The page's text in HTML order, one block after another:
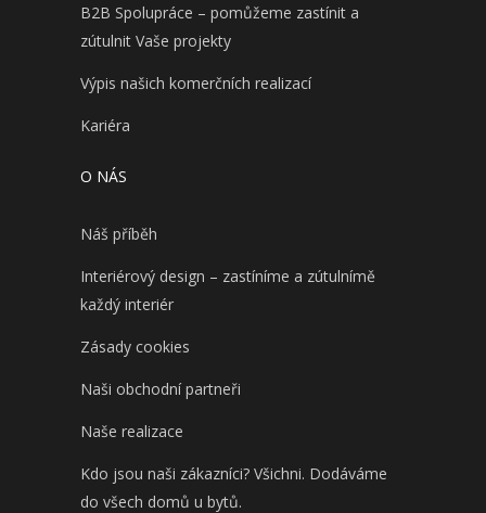
B2B Spolupráce – pomůžeme zastínit a
zútulnit Vaše projekty
Výpis našich komerčních realizací
Kariéra
O NÁS
Náš příběh
Interiérový design – zastíníme a zútulnímě
každý interiér
Zásady cookies
Naši obchodní partneři
Naše realizace
Kdo jsou naši zákazníci? Všichni. Dodáváme
do všech domů u bytů.